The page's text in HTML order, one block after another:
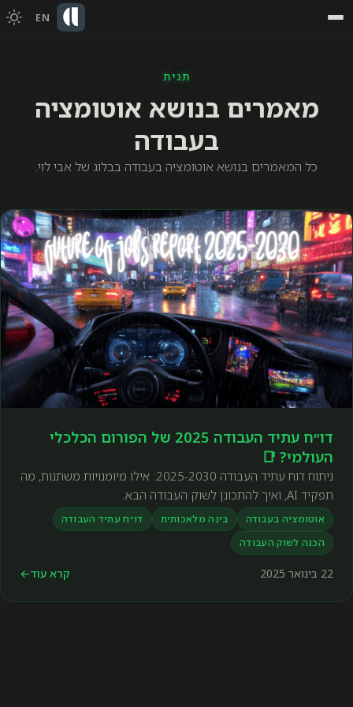
EN
תגית
מאמרים בנושא אוטומציה
בעבודה
כל המאמרים בנושא אוטומציה בעבודה בבלוג של אבי לוי.
דו״ח עתיד העבודה 2025 של הפורום הכלכלי
העולמי? 📑
ניתוח דוח עתיד העבודה 2025-2030: אילו מיומנויות משתנות, מה
תפקיד AI, ואיך להתכונן לשוק העבודה הבא.
אוטומציה בעבודה בינה מלאכותית
דו״ח עתיד העבודה
הכנה לשוק העבודה
22 בינואר 2025 קרא עוד←